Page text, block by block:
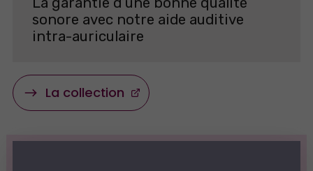
sonore avec notre aide auditive
intra-auriculaire
La collection